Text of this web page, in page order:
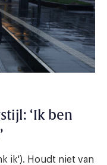
‘Ik ben
ik'). Houdt niet van